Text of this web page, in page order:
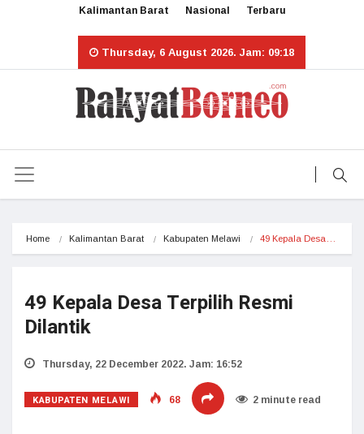
Kalimantan Barat Nasional Terbaru
Thursday, 6 August 2026. Jam: 09:18
Home Kalimantan Barat Kabupaten Melawi 49 Kepala Desa…
49 Kepala Desa Terpilih Resmi
Dilantik
Thursday, 22 December 2022. Jam: 16:52
KABUPATEN MELAWI 68 2 minute read